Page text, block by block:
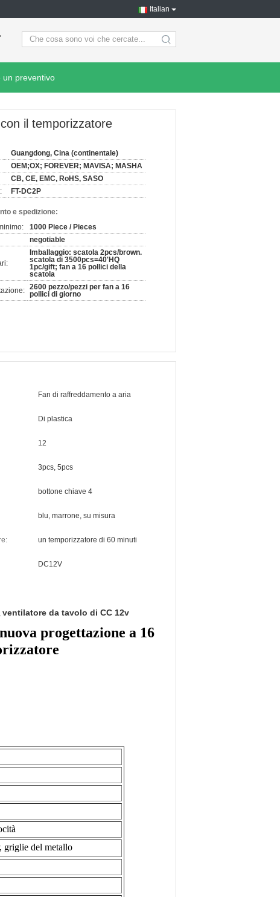
Italian
search
un preventivo
il temporizzatore
Guangdong, Cina (continentale)
OEM;OX; FOREVER; MAVISA; MASHA
CB, CE, EMC, RoHS, SASO
FT-DC2P
e spedizione:
1000 Piece / Pieces
negotiable
Imballaggio: scatola 2pcs/brown.
scatola di 3500pcs=40'HQ
1pc/gift; fan a 16 pollici della
scatola
2600 pezzo/pezzi per fan a 16
pollici di giorno
Fan di raffreddamento a aria
Di plastica
12
3pcs, 5pcs
bottone chiave 4
blu, marrone, su misura
un temporizzatore di 60 minuti
DC12V
, ventilatore da tavolo di CC 12v
progettazione a 16
griglie del metallo